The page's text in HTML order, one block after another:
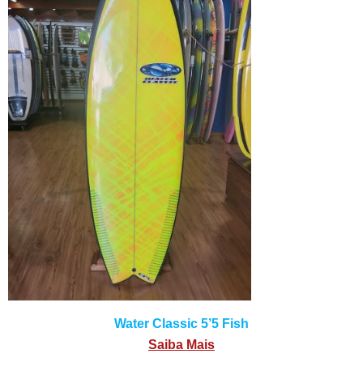
Water Classic 5’5 Fish
Saiba Mais